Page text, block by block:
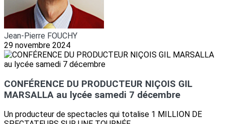
Jean-Pierre FOUCHY
29 novembre 2024
CONFÉRENCE DU PRODUCTEUR NIÇOIS GIL
MARSALLA au lycée samedi 7 décembre
Un producteur de spectacles qui totalise 1 MILLION DE